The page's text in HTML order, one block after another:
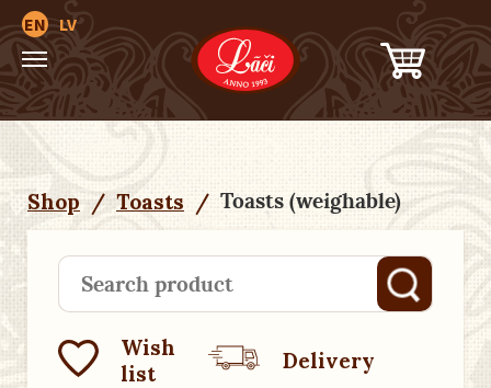
EN LV
Shop / Toasts / Toasts (weighable)
Wish
list
Delivery